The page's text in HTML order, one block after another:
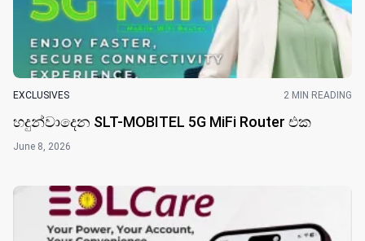
EXCLUSIVES 2 MIN READING
හදුන්වාදෙන SLT-MOBITEL 5G MiFi Router එ​ක
June 8, 2026